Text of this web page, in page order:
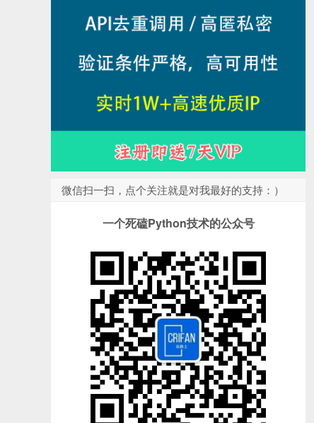
微信扫一扫，点个关注就是对我最好的支持：）
一个死磕Python技术的公众号